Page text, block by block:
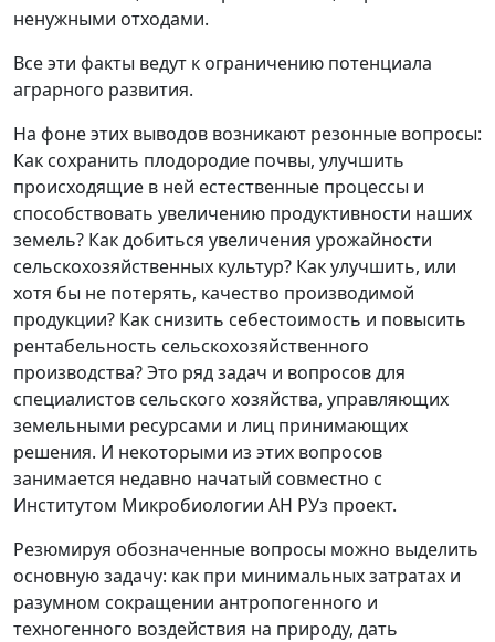
ненужными отходами.
Все эти факты ведут к ограничению потенциала
аграрного развития.
На фоне этих выводов возникают резонные вопросы:
Как сохранить плодородие почвы, улучшить
происходящие в ней естественные процессы и
способствовать увеличению продуктивности наших
земель? Как добиться увеличения урожайности
сельскохозяйственных культур? Как улучшить, или
хотя бы не потерять, качество производимой
продукции? Как снизить себестоимость и повысить
рентабельность сельскохозяйственного
производства? Это ряд задач и вопросов для
специалистов сельского хозяйства, управляющих
земельными ресурсами и лиц принимающих
решения. И некоторыми из этих вопросов
занимается недавно начатый совместно с
Институтом Микробиологии АН РУз проект.
Резюмируя обозначенные вопросы можно выделить
основную задачу: как при минимальных затратах и
разумном сокращении антропогенного и
техногенного воздействия на природу, дать